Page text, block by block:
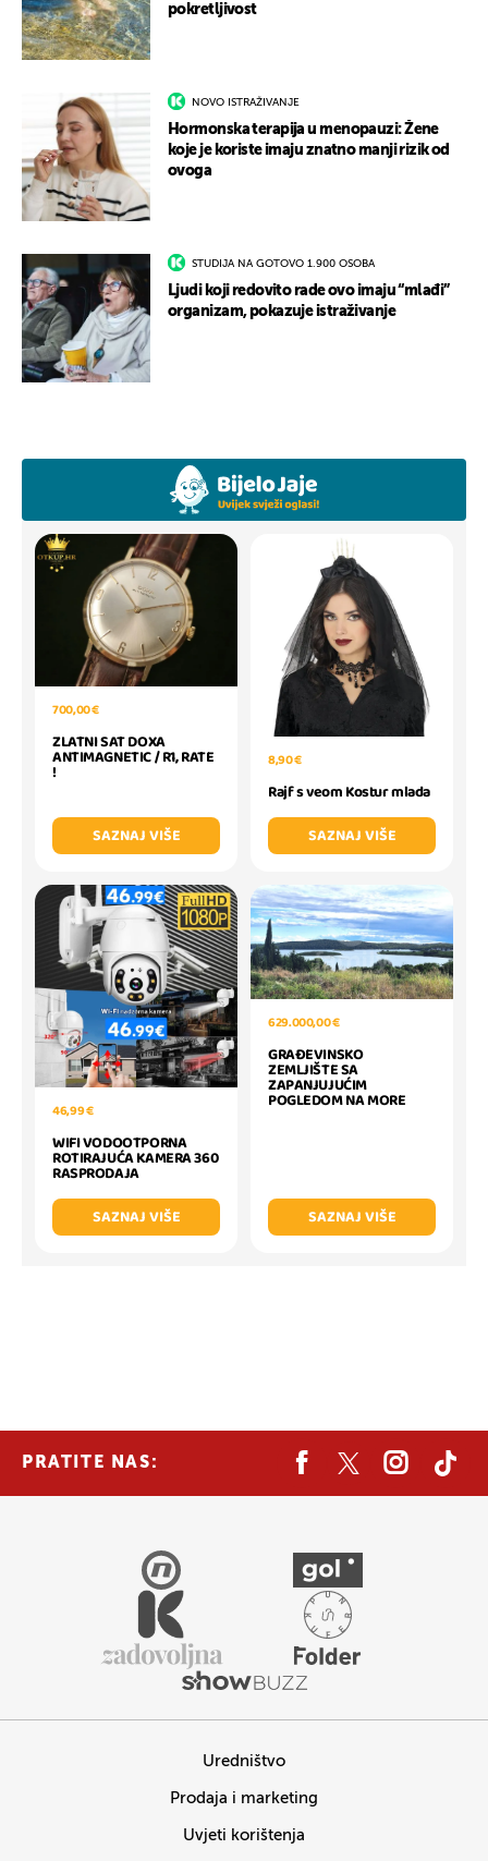
pokretljivost
NOVO ISTRAŽIVANJE
Hormonska terapija u menopauzi: Žene
koje je koriste imaju znatno manji rizik od
ovoga
STUDIJA NA GOTOVO 1.900 OSOBA
Ljudi koji redovito rade ovo imaju “mlađi”
organizam, pokazuje istraživanje
700,00 €
ZLATNI SAT DOXA
ANTIMAGNETIC / R1, RATE
!
SAZNAJ VIŠE
8,90 €
Rajf s veom Kostur mlada
SAZNAJ VIŠE
46,99 €
WIFI VODOOTPORNA
ROTIRAJUĆA KAMERA 360
RASPRODAJA
SAZNAJ VIŠE
629.000,00 €
GRAĐEVINSKO
ZEMLJIŠTE SA
ZAPANJUJUĆIM
POGLEDOM NA MORE
SAZNAJ VIŠE
PRATITE NAS:
Uredništvo
Prodaja i marketing
Uvjeti korištenja